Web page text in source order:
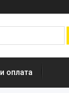
оплата